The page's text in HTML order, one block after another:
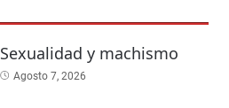
Sexualidad y machismo
Agosto 7, 2026